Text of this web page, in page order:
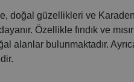
doğal güzellikleri ve
Özellikle fındık ve
alanlar bulunmaktadır.